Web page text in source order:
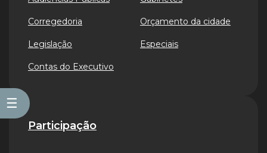
☰
Corregedoria
Legislação
Contas do Executivo
Orçamento da cidade
Especiais
Participação